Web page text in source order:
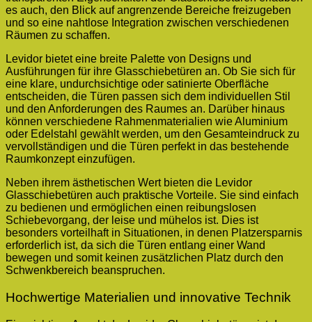
es auch, den Blick auf angrenzende Bereiche freizugeben
und so eine nahtlose Integration zwischen verschiedenen
Räumen zu schaffen.
Levidor bietet eine breite Palette von Designs und
Ausführungen für ihre Glasschiebetüren an. Ob Sie sich für
eine klare, undurchsichtige oder satinierte Oberfläche
entscheiden, die Türen passen sich dem individuellen Stil
und den Anforderungen des Raumes an. Darüber hinaus
können verschiedene Rahmenmaterialien wie Aluminium
oder Edelstahl gewählt werden, um den Gesamteindruck zu
vervollständigen und die Türen perfekt in das bestehende
Raumkonzept einzufügen.
Neben ihrem ästhetischen Wert bieten die Levidor
Glasschiebetüren auch praktische Vorteile. Sie sind einfach
zu bedienen und ermöglichen einen reibungslosen
Schiebevorgang, der leise und mühelos ist. Dies ist
besonders vorteilhaft in Situationen, in denen Platzersparnis
erforderlich ist, da sich die Türen entlang einer Wand
bewegen und somit keinen zusätzlichen Platz durch den
Schwenkbereich beanspruchen.
Hochwertige Materialien und innovative Technik